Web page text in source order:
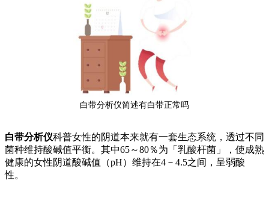
白带分析仪简述有白带正常吗
白带分析仪科普女性的阴道本来就有一套生态系统，透过不同
菌种维持酸碱值平衡。其中65～80％为「乳酸杆菌」，使成熟
健康的女性阴道酸碱值（pH）维持在4－4.5之间，呈弱酸
性。